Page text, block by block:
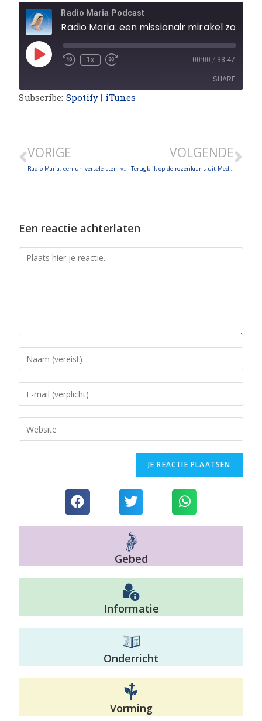
Radio Maria Podcast
1x 00:00 / 38:47
SHARE
Subscribe: Spotify | iTunes
VORIGE
Radio Maria: een universele stem van gebed en evangelisatie – Over het verleden, het heden en de toekomst van de grote wereldfamilie van Radio Maria!
VOLGENDE
Terugblik op de rozenkrans uit Medjugorje
Een reactie achterlaten
Gebed
Informatie
Onderricht
Vorming